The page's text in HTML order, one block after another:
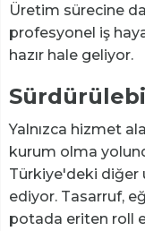
Üretim sürecine
profesyonel iş
hazır hale geliyor.
Yalnızca hizmet
kurum olma
Türkiye'deki diğer
ediyor. Tasarruf,
potada eriten roll